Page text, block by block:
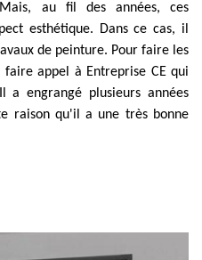
au fil des années, ces
esthétique. Dans ce cas, il
de peinture. Pour faire les
appel à Entreprise CE qui
a engrangé plusieurs années
raison qu'il a une très bonne